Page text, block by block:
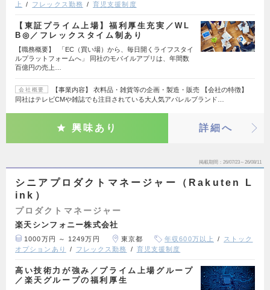
上
フレックス勤務 育児支援制度
【東証プライム上場】福利厚生充実／WL
B◎／フレックスタイム制あり
【職務概要】 「EC（買い場）から、毎日開くライフスタイ
ルプラットフォームへ」 同社のモバイルアプリは、年間数
百億円の売上…
会社概要
【事業内容】 衣料品・雑貨等の企画・製造・販売 【会社の特徴】
同社はテレビCMや雑誌でも注目されている大人気アパレルブランド…
興味あり 詳細へ
掲載期間 26/07/23～26/08/11
シニアプロダクトマネージャー（Rakuten L
ink）
プロダクトマネージャー
楽天シンフォニー株式会社
1000万円 ～ 1249万円 東京都 年収600万以上
ストック
オプションあり
フレックス勤務 育児支援制度
高い技術力が強み／プライム上場グループ
／楽天グループの福利厚生